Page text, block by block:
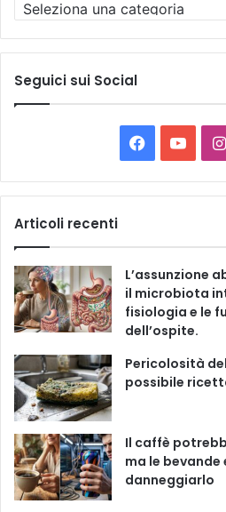
u
t
e
o
r
i
e
Seguici sui Social
a
e
b
o
o
k
o
T
u
b
e
I
Articoli recenti
L’assunzione
il microbiota
fisiologia e le
dell’ospite.
Pericolosità
possibile
Il caffè
ma le
danneggiarlo